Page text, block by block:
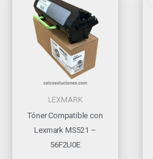
LEXMARK
Tóner Compatible con
Lexmark MS521 –
56F2U0E